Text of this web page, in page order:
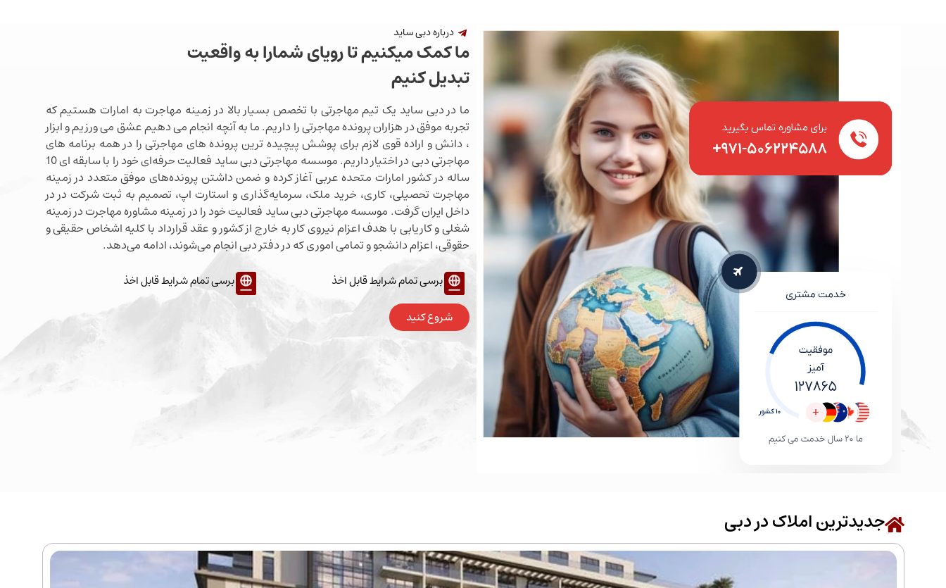
درباره دبی ساید
ما کمک میکنیم تا رویای شمارا به واقعیت
تبدیل کنیم
ما در دبی ساید یک تیم مهاجرتی با تخصص بسیار بالا در زمینه مهاجرت به امارات هستیم که
تجربه موفق در هزاران پرونده مهاجرتی را داریم. ما به آنچه انجام می دهیم عشق می ورزیم و ابزار
، دانش و اراده قوی لازم برای پوشش پیچیده ترین پرونده های مهاجرتی را در همه برنامه های
مهاجرتی دبی در اختیار داریم. موسسه مهاجرتی دبی ساید فعالیت حرفه‌ای خود را با سابقه ای 10
ساله در کشور امارات متحده عربی آغاز کرده و ضمن داشتن پرونده‌های موفق متعدد در زمینه
مهاجرت تحصیلی، کاری، خرید ملک، سرمایه‌گذاری و استارت اپ، تصمیم به ثبت شرکت در در
داخل ایران گرفت. موسسه مهاجرتی دبی ساید فعالیت خود را در زمینه مشاوره مهاجرت در زمینه
شغلی و کاریابی با هدف اعزام نیروی کار به خارج از کشور و عقد قرارداد با کلیه اشخاص حقیقی و
حقوقی، اعزام دانشجو و تمامی اموری که در دفتر دبی انجام می‌شوند، ادامه می‌دهد.
برسی تمام شرایط قابل اخذ
برسی تمام شرایط قابل اخذ
شروع کنید
جدیدترین املاک در دبی